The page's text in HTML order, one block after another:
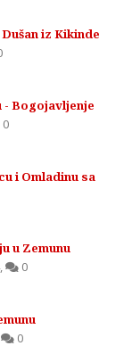
iz Kikinde
- Bogojavljenje
0
i Omladinu sa
u Zemunu
, 0
0